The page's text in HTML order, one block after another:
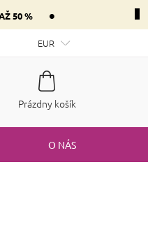
50 % •
Mám darčekový poukaz
EUR
Nákupný
Prázdny košík
O NÁS